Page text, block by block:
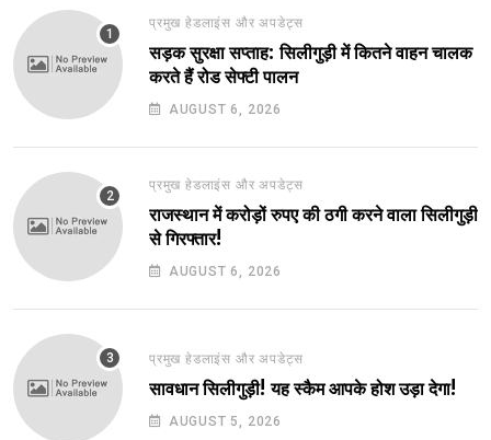
प्रमुख हेडलाइंस और अपडेट्स
सड़क सुरक्षा सप्ताह: सिलीगुड़ी में कितने वाहन चालक
करते हैं रोड सेफ्टी पालन
AUGUST 6, 2026
प्रमुख हेडलाइंस और अपडेट्स
राजस्थान में करोड़ों रुपए की ठगी करने वाला सिलीगुड़ी
से गिरफ्तार!
AUGUST 6, 2026
प्रमुख हेडलाइंस और अपडेट्स
सावधान सिलीगुड़ी! यह स्कैम आपके होश उड़ा देगा!
AUGUST 5, 2026